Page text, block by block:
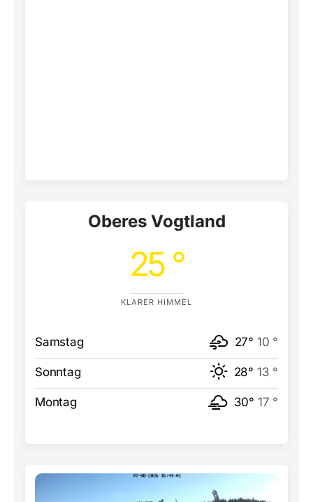
Oberes Vogtland
25 °
KLARER HIMMEL
Samstag 27° 10 °
Sonntag 28° 13 °
Montag 30° 17 °